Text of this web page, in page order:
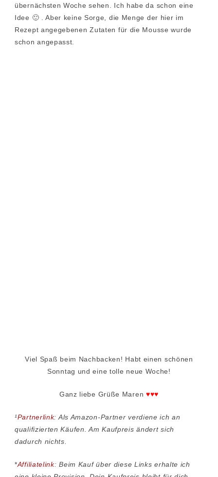
übernächsten Woche sehen. Ich habe da schon eine
Idee 🙂 . Aber keine Sorge, die Menge der hier im
Rezept angegebenen Zutaten für die Mousse wurde
schon angepasst.
Viel Spaß beim Nachbacken! Habt einen schönen
Sonntag und eine tolle neue Woche!
Ganz liebe Grüße Maren ♥♥♥
¹Partnerlink: Als Amazon-Partner verdiene ich an
qualifizierten Käufen. Am Kaufpreis ändert sich
dadurch nichts.
*Affiliatelink: Beim Kauf über diese Links erhalte ich